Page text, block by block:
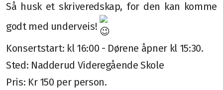
Så husk et skriveredskap, for den kan komme
godt med underveis!
Konsertstart: kl 16:00 - Dørene åpner kl 15:30.
Sted: Nadderud Videregående Skole
Pris: Kr 150 per person.
Info for besøkende
Info for medlemmer